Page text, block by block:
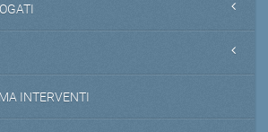
INTERVENTI